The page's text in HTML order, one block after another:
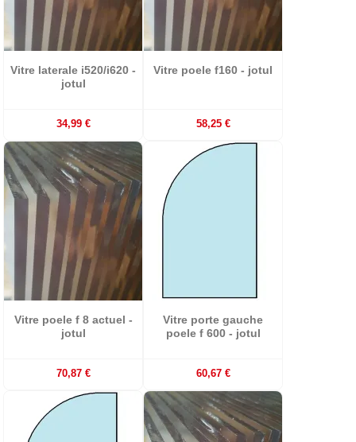
Vitre laterale i520/i620 -
jotul
34,99 €
Vitre poele f160 - jotul
58,25 €
Vitre poele f 8 actuel -
jotul
70,87 €
Vitre porte gauche
poele f 600 - jotul
60,67 €